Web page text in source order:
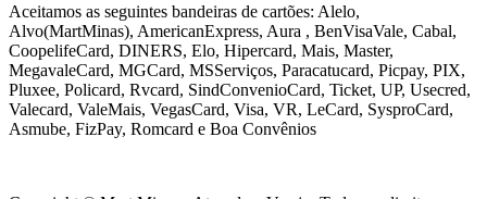
Aceitamos as seguintes bandeiras de cartões: Alelo,
Alvo(MartMinas), AmericanExpress, Aura , BenVisaVale, Cabal,
CoopelifeCard, DINERS, Elo, Hipercard, Mais, Master,
MegavaleCard, MGCard, MSServiços, Paracatucard, Picpay, PIX,
Pluxee, Policard, Rvcard, SindConvenioCard, Ticket, UP, Usecred,
Valecard, ValeMais, VegasCard, Visa, VR, LeCard, SysproCard,
Asmube, FizPay, Romcard e Boa Convênios